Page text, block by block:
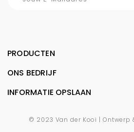
PRODUCTEN
ONS BEDRIJF
INFORMATIE OPSLAAN
© 2023 Van der Kooi | Ontwerp